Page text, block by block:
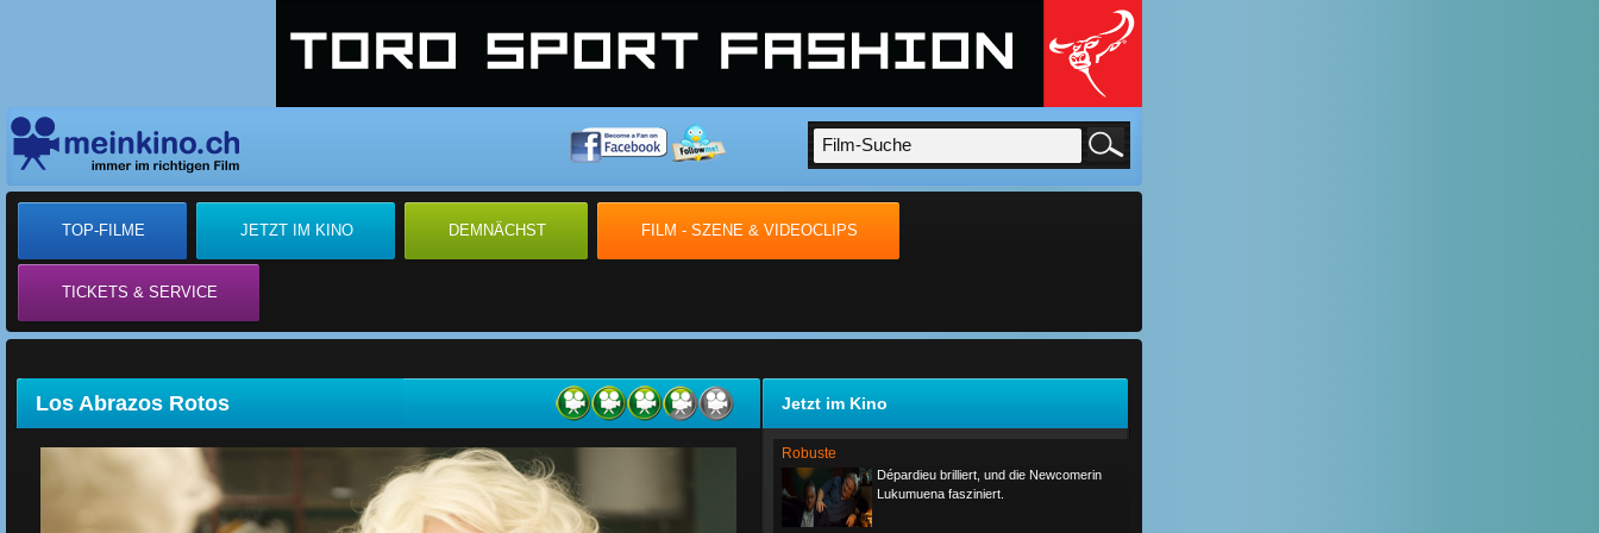
TOP-FILME JETZT IM KINO DEMNÄCHST FILM - SZENE & VIDEOCLIPS
TICKETS & SERVICE
Jetzt im Kino
Robuste
Dépardieu brilliert, und die Newcomerin
Lukumuena fasziniert.
Los Abrazos Rotos